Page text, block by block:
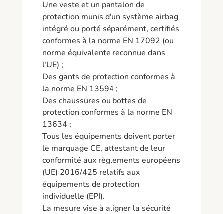
Une veste et un pantalon de
protection munis d'un système airbag
intégré ou porté séparément, certifiés
conformes à la norme EN 17092 (ou
norme équivalente reconnue dans
l'UE) ;
Des gants de protection conformes à
la norme EN 13594 ;
Des chaussures ou bottes de
protection conformes à la norme EN
13634 ;
Tous les équipements doivent porter
le marquage CE, attestant de leur
conformité aux règlements européens
(UE) 2016/425 relatifs aux
équipements de protection
individuelle (EPI).
La mesure vise à aligner la sécurité